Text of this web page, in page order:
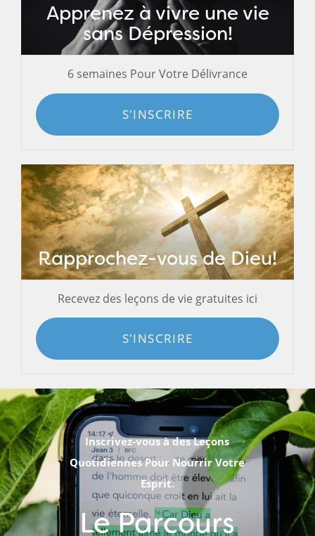
Apprenez à vivre une vie
sans Dépression!
6 semaines Pour Votre Délivrance
S'INSCRIRE
Rapprochez-vous de Dieu!
Recevez des leçons de vie gratuites ici
S'INSCRIRE
Inscrivez-vous à des Leçons
Quotidiennes Pour Nourrir Votre
Esprit.
Le Parcours